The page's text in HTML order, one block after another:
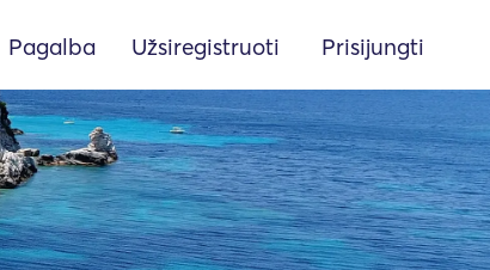
Pagalba Užsiregistruoti Prisijungti